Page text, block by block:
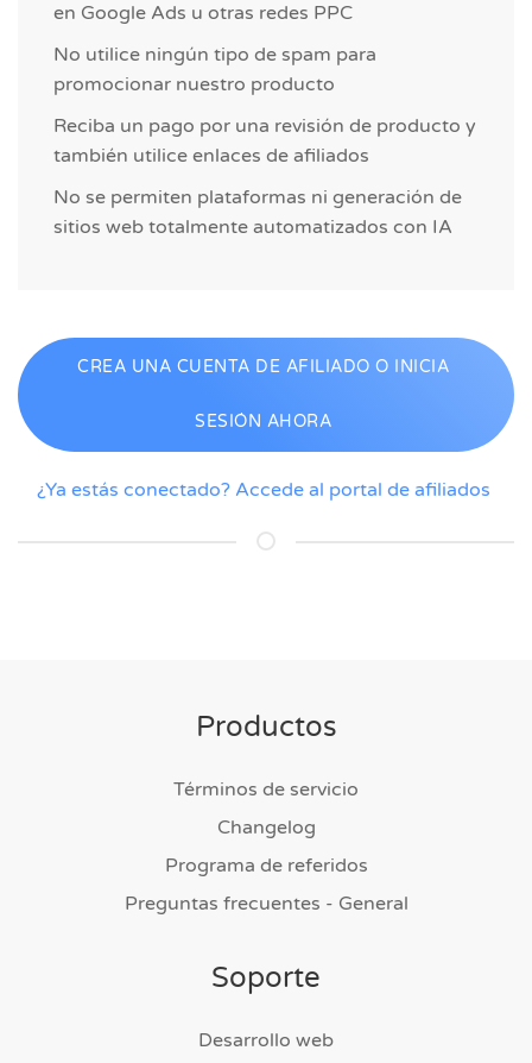
en Google Ads u otras redes PPC
No utilice ningún tipo de spam para
promocionar nuestro producto
Reciba un pago por una revisión de producto y
también utilice enlaces de afiliados
No se permiten plataformas ni generación de
sitios web totalmente automatizados con IA
CREA UNA CUENTA DE AFILIADO O INICIA
SESIÓN AHORA
¿Ya estás conectado? Accede al portal de afiliados
Productos
Términos de servicio
Changelog
Programa de referidos
Preguntas frecuentes - General
Soporte
Desarrollo web